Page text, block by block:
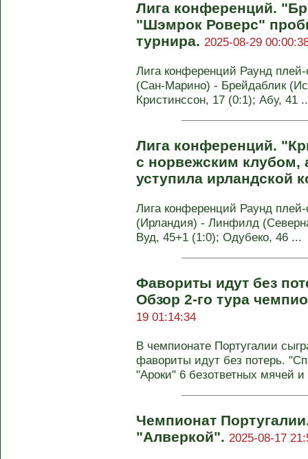
Лигa конференций.
"Шэмрок Роверс"
турнира. 2025-08-29
Лигa конференций Раунд
(Сан-Марино) - Брейдаблик
Кристинссон, 17 (0:1); Абу, 41
Лигa конференций.
с норвежским клубом,
уступила ирландской
Лигa конференций Раунд
(Ирландия) - Линфилд
Вуд, 45+1 (1:0); Одубеко, 46 ...
Фавориты идут без
Обзор 2-го тура
19 01:14:34
В чемпионате Португалии
фавориты идут без потерь.
"Ароки" 6 безответных мячей и
Чемпионат
"Алверкой". 2025-08-17